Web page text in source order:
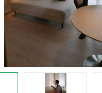
灭跳蚤
灭蟑螂
果蝇防治